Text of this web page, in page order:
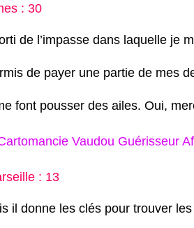
: 30
de l’impasse dans laquelle je
de payer une partie de mes
font pousser des ailes. Oui,
Vaudou Guérisseur
: 13
il donne les clés pour trouver